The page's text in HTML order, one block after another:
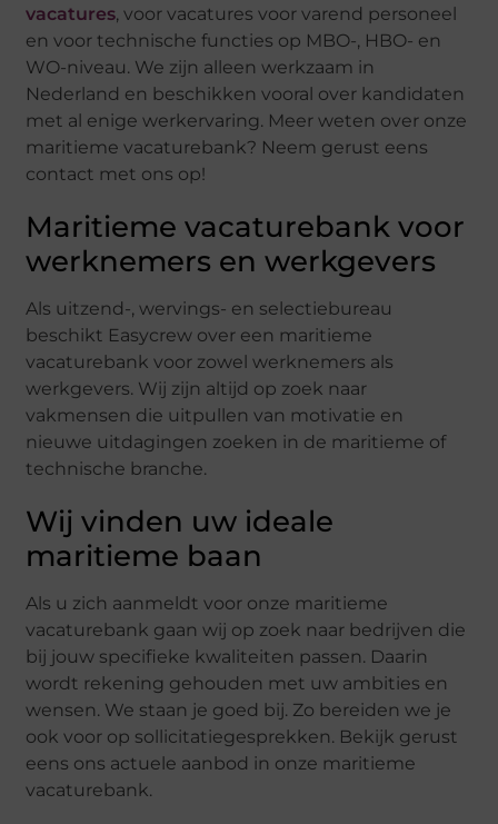
vacatures, voor vacatures voor varend personeel
en voor technische functies op MBO-, HBO- en
WO-niveau. We zijn alleen werkzaam in
Nederland en beschikken vooral over kandidaten
met al enige werkervaring. Meer weten over onze
maritieme vacaturebank? Neem gerust eens
contact met ons op!
Maritieme vacaturebank voor
werknemers en werkgevers
Als uitzend-, wervings- en selectiebureau
beschikt Easycrew over een maritieme
vacaturebank voor zowel werknemers als
werkgevers. Wij zijn altijd op zoek naar
vakmensen die uitpullen van motivatie en
nieuwe uitdagingen zoeken in de maritieme of
technische branche.
Wij vinden uw ideale
maritieme baan
Als u zich aanmeldt voor onze maritieme
vacaturebank gaan wij op zoek naar bedrijven die
bij jouw specifieke kwaliteiten passen. Daarin
wordt rekening gehouden met uw ambities en
wensen. We staan je goed bij. Zo bereiden we je
ook voor op sollicitatiegesprekken. Bekijk gerust
eens ons actuele aanbod in onze maritieme
vacaturebank.